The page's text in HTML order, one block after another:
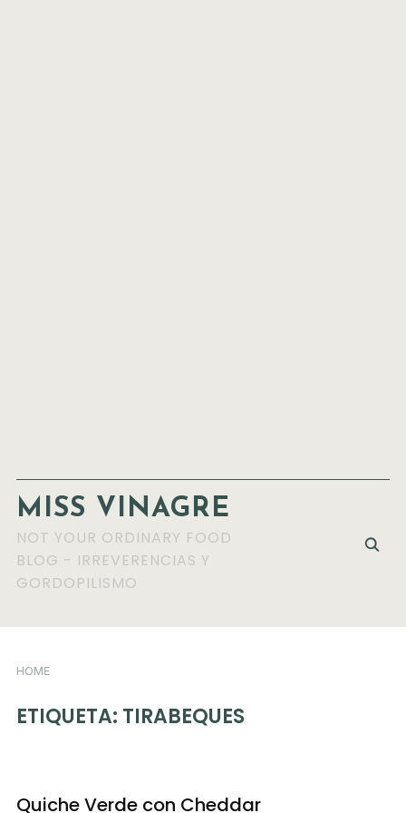
MISS VINAGRE
NOT YOUR ORDINARY FOOD
BLOG - IRREVERENCIAS Y
GORDOPILISMO
HOME
ETIQUETA: TIRABEQUES
Quiche Verde con Cheddar